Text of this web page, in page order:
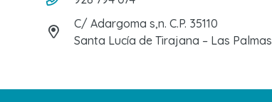
C/ Adargoma s,n. C.P. 35110
Santa Lucía de Tirajana – Las Palmas